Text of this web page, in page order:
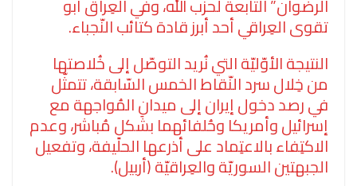
الرضوان” التّابعة لحزب الله، وفي العِراق أبو
تقوى العِراقي أحد أبرز قادة كتائب النّجباء.
النتيجة الأوّليّة التي نُريد التوصّل إلى خُلاصتها
من خِلال سرد النّقاط الخمس السّابقة، تتمثّل
في رصد دخول إيران إلى ميدان المُواجهة مع
إسرائيل وأمريكا وحُلفائهما بشَكلٍ مُباشر، وعدم
الاكتِفاء بالاعتِماد على أذرعها الحليفة، وتفعيل
الجبهتين السوريّة والعِراقيّة (أربيل).